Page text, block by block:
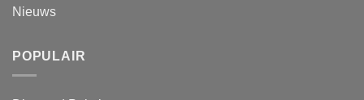
Nieuws
POPULAIR